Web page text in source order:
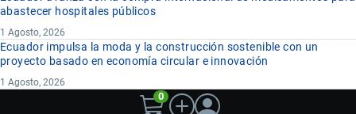
abastecer hospitales públicos
1 Agosto, 2026
Ecuador impulsa la moda y la construcción sostenible con un
proyecto basado en economía circular e innovación
1 Agosto, 2026
0